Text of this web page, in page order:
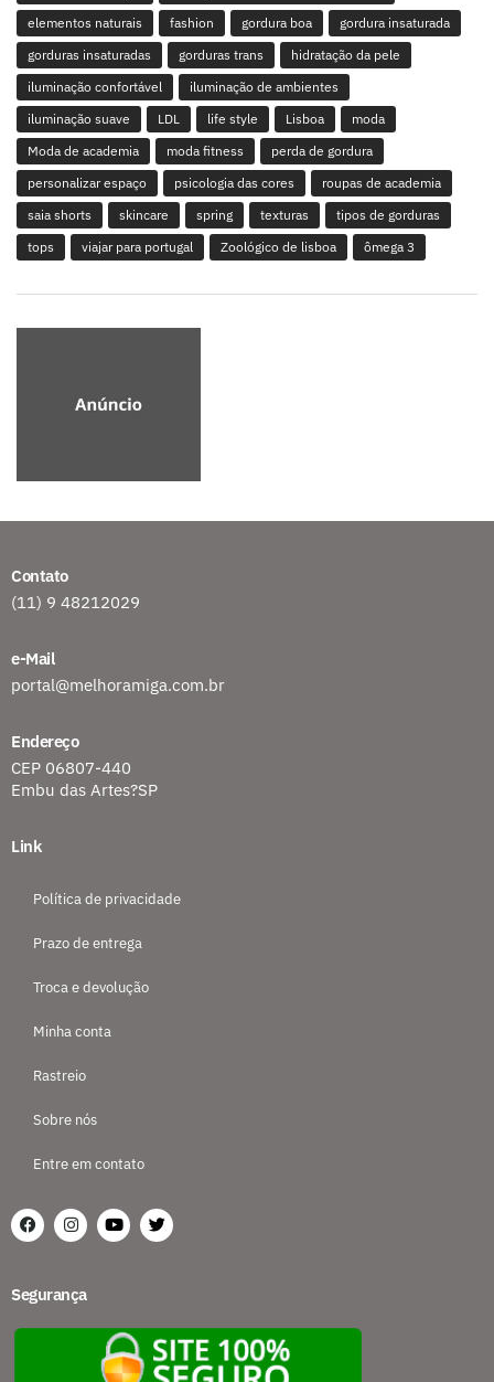
elementos naturais
fashion gordura boa
gordura insaturada
gorduras insaturadas
gorduras trans
hidratação da pele
iluminação confortável
iluminação de ambientes
iluminação suave
LDL life style Lisboa
moda
Moda de academia
moda fitness
perda de gordura
personalizar espaço
psicologia das cores
roupas de academia
saia shorts
skincare spring texturas
tipos de gorduras
tops
viajar para portugal Zoológico de lisboa ômega 3
Contato
(11) 9 48212029
e-Mail
portal@melhoramiga.com.br
Endereço
CEP 06807-440
Embu das Artes?SP
Link
Política de privacidade
Prazo de entrega
Troca e devolução
Minha conta
Rastreio
Sobre nós
Entre em contato
Segurança